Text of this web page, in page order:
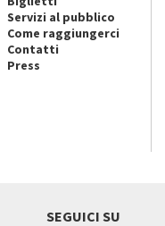
Servizi al pubblico
Come raggiungerci
Contatti
Press
SEGUICI SU